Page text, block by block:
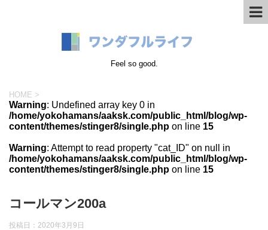
Feel so good.
HOME >
Warning: Undefined array key 0 in
/home/yokohamans/aaksk.com/public_html/blog/wp-
content/themes/stinger8/single.php on line 15
Warning: Attempt to read property "cat_ID" on null in
/home/yokohamans/aaksk.com/public_html/blog/wp-
content/themes/stinger8/single.php on line 15
コールマン200a
投稿日： 2020年3月9日